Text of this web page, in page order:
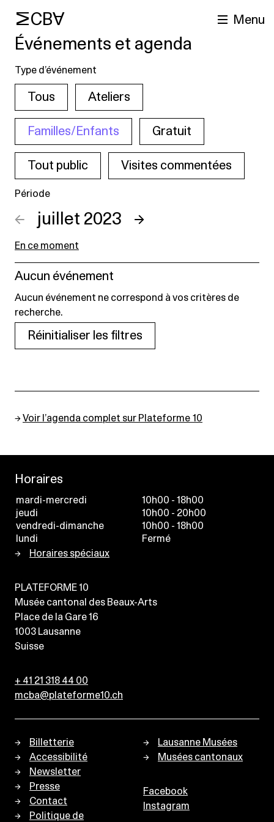
MCBA Menu
Événements et agenda
Type d’événement
Tous Ateliers
Familles/Enfants Gratuit
Tout public Visites commentées
Période
← juillet 2023 →
En ce moment
Aucun événement
Aucun événement ne correspond à vos critères de
recherche.
Réinitialiser les filtres
→Voir l’agenda complet sur Plateforme 10
Horaires
mardi-mercredi
10h00 - 18h00
jeudi
10h00 - 20h00
vendredi-dimanche
10h00 - 18h00
lundi
Fermé
Horaires spéciaux
PLATEFORME 10
Musée cantonal des Beaux-Arts
Place de la Gare 16
1003 Lausanne
Suisse
+ 41 21 318 44 00
mcba@plateforme10.ch
Billetterie
Accessibilité
Newsletter
Presse
Contact
Politique de
Lausanne Musées
Musées cantonaux
Facebook
Instagram